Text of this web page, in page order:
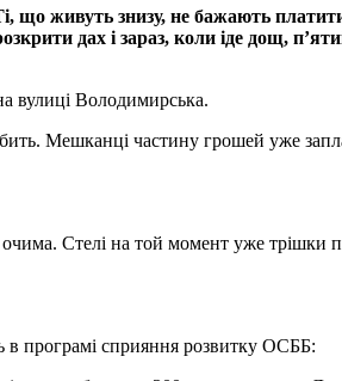
що живуть знизу, не бажають
дах і зараз, коли іде дощ,
вулиці Володимирська.
Мешканці частину грошей уже
Стелі на той момент уже трішки
в програмі сприяння розвитку ОСББ: